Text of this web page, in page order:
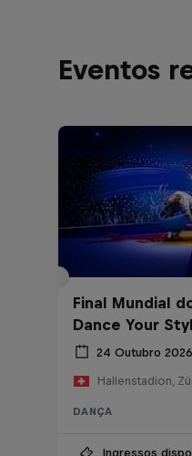
Eventos
Final Mundial
Dance Your
24 Outubro 2026
Hallenstadion,
DANÇA
Ingressos